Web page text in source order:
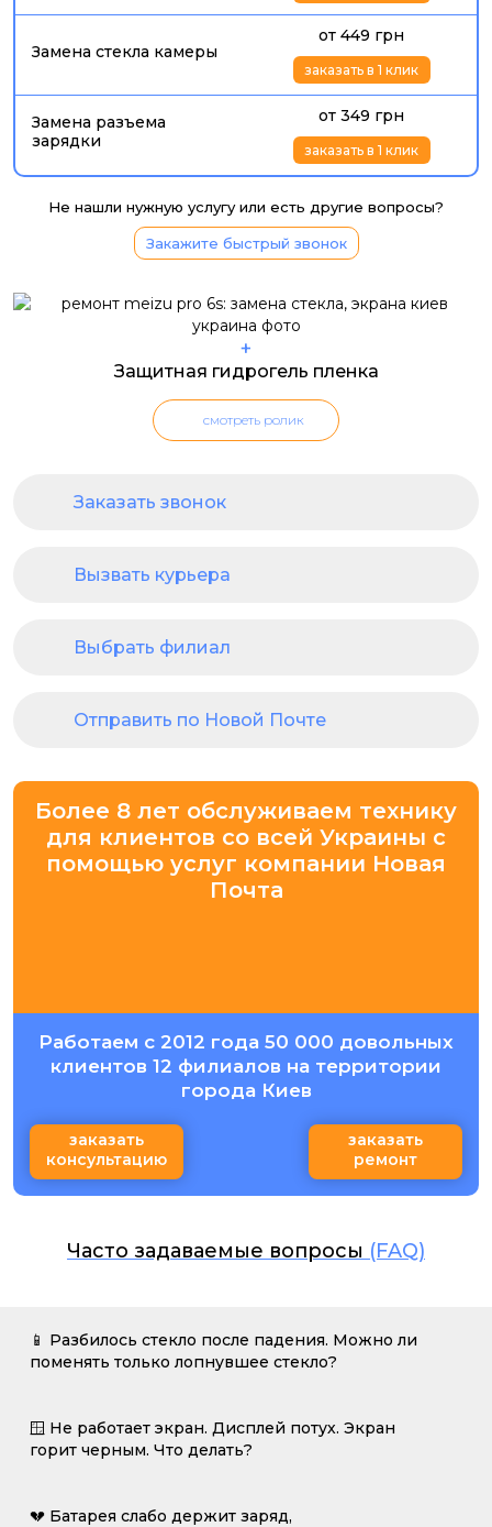
Замена стекла камеры
от 449 грн
заказать в 1 клик
Замена разъема
зарядки
от 349 грн
заказать в 1 клик
Не нашли нужную услугу или есть другие вопросы?
Закажите быстрый звонок
+
Защитная гидрогель пленка
смотреть ролик
Заказать звонок
Вызвать курьера
Выбрать филиал
Отправить по Новой Почте
Более 8 лет обслуживаем технику
для клиентов со всей Украины с
помощью услуг компании Новая
Почта
Работаем с 2012 года 50 000 довольных
клиентов 12 филиалов на территории
города Киев
заказать
консультацию
заказать
ремонт
Часто задаваемые вопросы (FAQ)
📱 Разбилось стекло после падения. Можно ли
поменять только лопнувшее стекло?
🪟 Не работает экран. Дисплей потух. Экран
горит черным. Что делать?
💔 Батарея слабо держит заряд,